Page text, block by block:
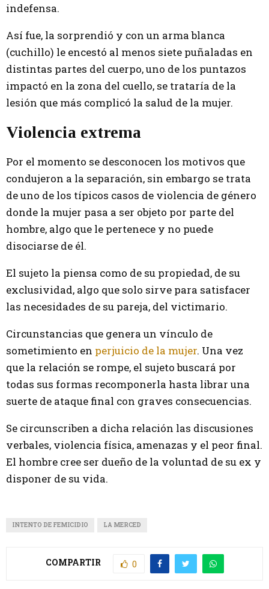
indefensa.
Así fue, la sorprendió y con un arma blanca
(cuchillo) le encestó al menos siete puñaladas en
distintas partes del cuerpo, uno de los puntazos
impactó en la zona del cuello, se trataría de la
lesión que más complicó la salud de la mujer.
Violencia extrema
Por el momento se desconocen los motivos que
condujeron a la separación, sin embargo se trata
de uno de los típicos casos de violencia de género
donde la mujer pasa a ser objeto por parte del
hombre, algo que le pertenece y no puede
disociarse de él.
El sujeto la piensa como de su propiedad, de su
exclusividad, algo que solo sirve para satisfacer
las necesidades de su pareja, del victimario.
Circunstancias que genera un vínculo de
sometimiento en perjuicio de la mujer. Una vez
que la relación se rompe, el sujeto buscará por
todas sus formas recomponerla hasta librar una
suerte de ataque final con graves consecuencias.
Se circunscriben a dicha relación las discusiones
verbales, violencia física, amenazas y el peor final.
El hombre cree ser dueño de la voluntad de su ex y
disponer de su vida.
INTENTO DE FEMICIDIO LA MERCED
COMPARTIR 0